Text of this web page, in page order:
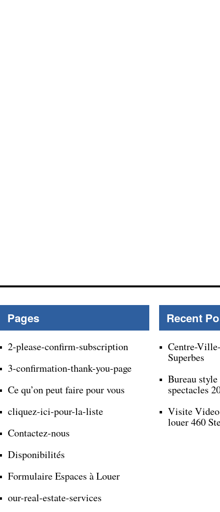
Pages
2-please-confirm-subscription
3-confirmation-thank-you-page
Ce qu’on peut faire pour vous
cliquez-ici-pour-la-liste
Contactez-nous
Disponibilités
Formulaire Espaces à Louer
our-real-estate-services
Recent
Centre-
Superbes
Bureau
spectacles
Visite
louer 460